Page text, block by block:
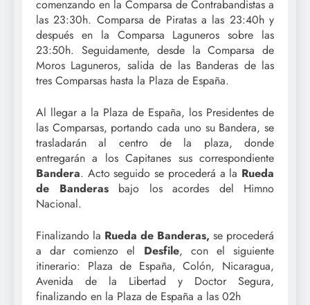
comenzando en la Comparsa de Contrabandistas a
las 23:30h. Comparsa de Piratas a las 23:40h y
después en la Comparsa Laguneros sobre las
23:50h. Seguidamente, desde la Comparsa de
Moros Laguneros, salida de las Banderas de las
tres Comparsas hasta la Plaza de España.
Al llegar a la Plaza de España, los Presidentes de
las Comparsas, portando cada uno su Bandera, se
trasladarán al centro de la plaza, donde
entregarán a los Capitanes sus correspondiente
Bandera. Acto seguido se procederá a la Rueda
de Banderasbajo los acordes del Himno
Nacional.
Finalizando la Rueda de Banderas, se procederá
a dar comienzo el Desfile, con el siguiente
itinerario: Plaza de España, Colón, Nicaragua,
Avenida de la Libertad y Doctor Segura,
finalizando en la Plaza de España a las 02h